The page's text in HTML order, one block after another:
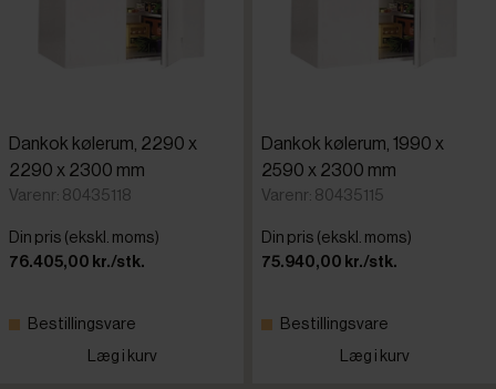
Tilføjet for nylig
Dankok kølerum, 2290 x
2290 x 2300 mm
Varenr: 80435118
Din pris (ekskl. moms)
76.405,00 kr./stk.
Bestillingsvare
Læg i kurv
Dankok kølerum, 1990 x
2590 x 2300 mm
Varenr: 80435115
Din pris (ekskl. moms)
75.940,00 kr./stk.
Bestillingsvare
Læg i kurv